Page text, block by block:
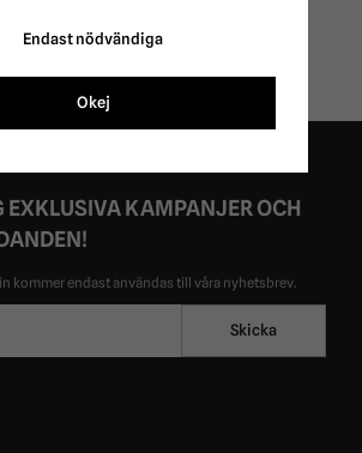
EXKLUSIVA KAMPANJER OCH
kommer endast användas till våra nyhetsbrev.
Skicka
Endast nödvändiga
Okej